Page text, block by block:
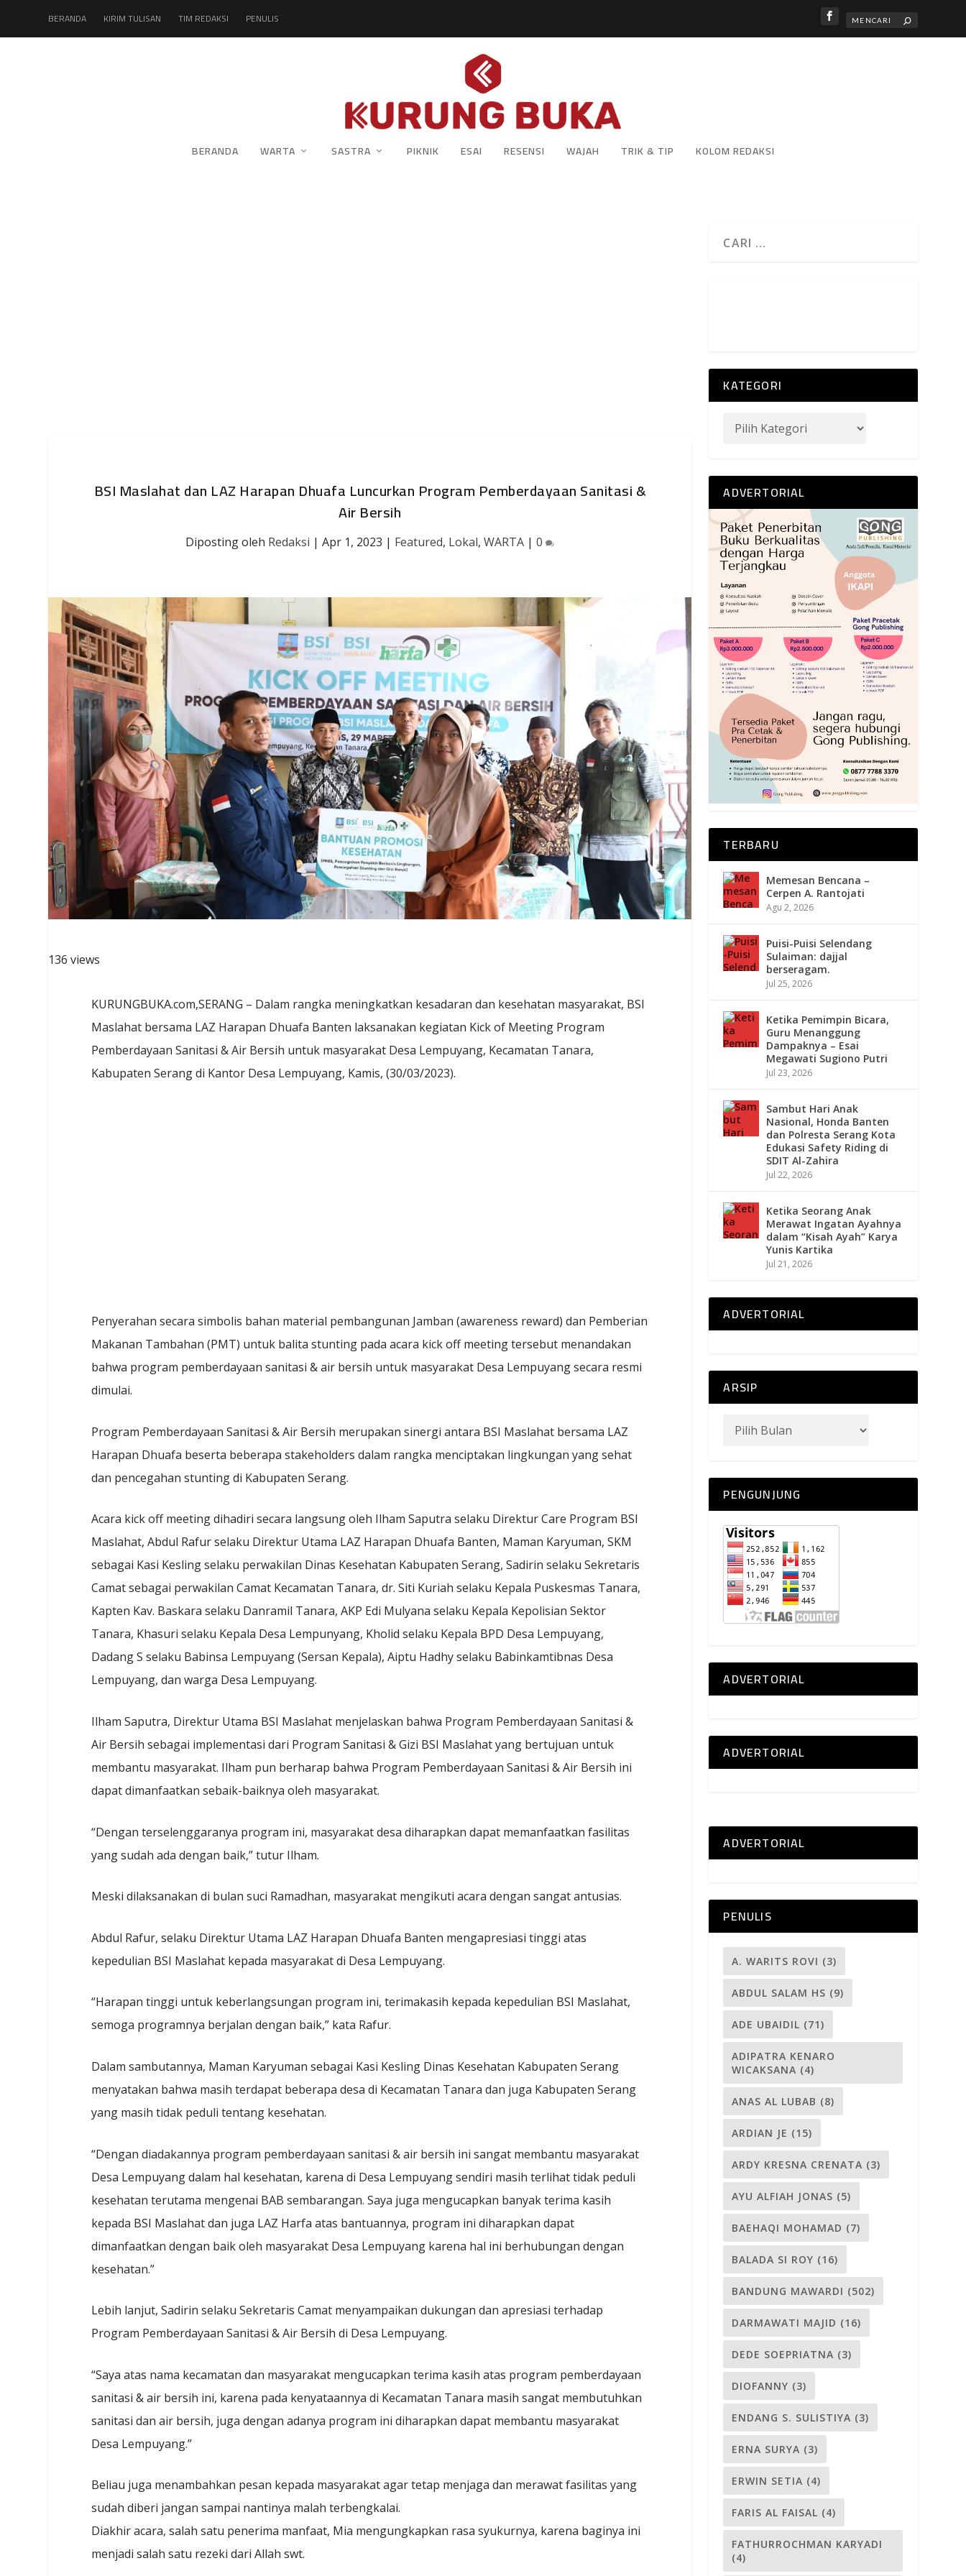
BERANDA KIRIM TULISAN TIM REDAKSI PENULIS
BERANDA WARTA SASTRA PIKNIK ESAI RESENSI WAJAH TRIK & TIP KOLOM REDAKSI
BSI Maslahat dan LAZ Harapan Dhuafa Luncurkan Program Pemberdayaan Sanitasi &
Air Bersih
Diposting oleh Redaksi |Apr 1, 2023 | Featured, Lokal,WARTA |0
136 views
KURUNGBUKA.com,SERANG – Dalam rangka meningkatkan kesadaran dan kesehatan masyarakat, BSI
Maslahat bersama LAZ Harapan Dhuafa Banten laksanakan kegiatan Kick of Meeting Program
Pemberdayaan Sanitasi & Air Bersih untuk masyarakat Desa Lempuyang, Kecamatan Tanara,
Kabupaten Serang di Kantor Desa Lempuyang, Kamis, (30/03/2023).
Penyerahan secara simbolis bahan material pembangunan Jamban (awareness reward) dan Pemberian
Makanan Tambahan (PMT) untuk balita stunting pada acara kick off meeting tersebut menandakan
bahwa program pemberdayaan sanitasi & air bersih untuk masyarakat Desa Lempuyang secara resmi
dimulai.
Program Pemberdayaan Sanitasi & Air Bersih merupakan sinergi antara BSI Maslahat bersama LAZ
Harapan Dhuafa beserta beberapa stakeholders dalam rangka menciptakan lingkungan yang sehat
dan pencegahan stunting di Kabupaten Serang.
Acara kick off meeting dihadiri secara langsung oleh Ilham Saputra selaku Direktur Care Program BSI
Maslahat, Abdul Rafur selaku Direktur Utama LAZ Harapan Dhuafa Banten, Maman Karyuman, SKM
sebagai Kasi Kesling selaku perwakilan Dinas Kesehatan Kabupaten Serang, Sadirin selaku Sekretaris
Camat sebagai perwakilan Camat Kecamatan Tanara, dr. Siti Kuriah selaku Kepala Puskesmas Tanara,
Kapten Kav. Baskara selaku Danramil Tanara, AKP Edi Mulyana selaku Kepala Kepolisian Sektor
Tanara, Khasuri selaku Kepala Desa Lempunyang, Kholid selaku Kepala BPD Desa Lempuyang,
Dadang S selaku Babinsa Lempuyang (Sersan Kepala), Aiptu Hadhy selaku Babinkamtibnas Desa
Lempuyang, dan warga Desa Lempuyang.
Ilham Saputra, Direktur Utama BSI Maslahat menjelaskan bahwa Program Pemberdayaan Sanitasi &
Air Bersih sebagai implementasi dari Program Sanitasi & Gizi BSI Maslahat yang bertujuan untuk
membantu masyarakat. Ilham pun berharap bahwa Program Pemberdayaan Sanitasi & Air Bersih ini
dapat dimanfaatkan sebaik-baiknya oleh masyarakat.
“Dengan terselenggaranya program ini, masyarakat desa diharapkan dapat memanfaatkan fasilitas
yang sudah ada dengan baik,” tutur Ilham.
Meski dilaksanakan di bulan suci Ramadhan, masyarakat mengikuti acara dengan sangat antusias.
Abdul Rafur, selaku Direktur Utama LAZ Harapan Dhuafa Banten mengapresiasi tinggi atas
kepedulian BSI Maslahat kepada masyarakat di Desa Lempuyang.
“Harapan tinggi untuk keberlangsungan program ini, terimakasih kepada kepedulian BSI Maslahat,
semoga programnya berjalan dengan baik,” kata Rafur.
Dalam sambutannya, Maman Karyuman sebagai Kasi Kesling Dinas Kesehatan Kabupaten Serang
menyatakan bahwa masih terdapat beberapa desa di Kecamatan Tanara dan juga Kabupaten Serang
yang masih tidak peduli tentang kesehatan.
“Dengan diadakannya program pemberdayaan sanitasi & air bersih ini sangat membantu masyarakat
Desa Lempuyang dalam hal kesehatan, karena di Desa Lempuyang sendiri masih terlihat tidak peduli
kesehatan terutama mengenai BAB sembarangan. Saya juga mengucapkan banyak terima kasih
kepada BSI Maslahat dan juga LAZ Harfa atas bantuannya, program ini diharapkan dapat
dimanfaatkan dengan baik oleh masyarakat Desa Lempuyang karena hal ini berhubungan dengan
kesehatan.”
Lebih lanjut, Sadirin selaku Sekretaris Camat menyampaikan dukungan dan apresiasi terhadap
Program Pemberdayaan Sanitasi & Air Bersih di Desa Lempuyang.
“Saya atas nama kecamatan dan masyarakat mengucapkan terima kasih atas program pemberdayaan
sanitasi & air bersih ini, karena pada kenyataannya di Kecamatan Tanara masih sangat membutuhkan
sanitasi dan air bersih, juga dengan adanya program ini diharapkan dapat membantu masyarakat
Desa Lempuyang.”
Beliau juga menambahkan pesan kepada masyarakat agar tetap menjaga dan merawat fasilitas yang
sudah diberi jangan sampai nantinya malah terbengkalai.
Diakhir acara, salah satu penerima manfaat, Mia mengungkapkan rasa syukurnya, karena baginya ini
menjadi salah satu rezeki dari Allah swt.
KATEGORI
ADVERTORIAL
TERBARU
Memesan Bencana –
Cerpen A. Rantojati
Agu 2, 2026
Puisi-Puisi Selendang
Sulaiman: dajjal
berseragam.
Jul 25, 2026
Ketika Pemimpin Bicara,
Guru Menanggung
Dampaknya – Esai
Megawati Sugiono Putri
Jul 23, 2026
Sambut Hari Anak
Nasional, Honda Banten
dan Polresta Serang Kota
Edukasi Safety Riding di
SDIT Al-Zahira
Jul 22, 2026
Ketika Seorang Anak
Merawat Ingatan Ayahnya
dalam “Kisah Ayah” Karya
Yunis Kartika
Jul 21, 2026
ADVERTORIAL
ARSIP
PENGUNJUNG
ADVERTORIAL
ADVERTORIAL
ADVERTORIAL
PENULIS
A. WARITS ROVI (3)
ABDUL SALAM HS (9)
ADE UBAIDIL (71)
ADIPATRA KENARO
WICAKSANA (4)
ANAS AL LUBAB (8)
ARDIAN JE (15)
ARDY KRESNA CRENATA (3)
AYU ALFIAH JONAS (5)
BAEHAQI MOHAMAD (7)
BALADA SI ROY (16)
BANDUNG MAWARDI (502)
DARMAWATI MAJID (16)
DEDE SOEPRIATNA (3)
DIOFANNY (3)
ENDANG S. SULISTIYA (3)
ERNA SURYA (3)
ERWIN SETIA (4)
FARIS AL FAISAL (4)
FATHURROCHMAN KARYADI
(4)